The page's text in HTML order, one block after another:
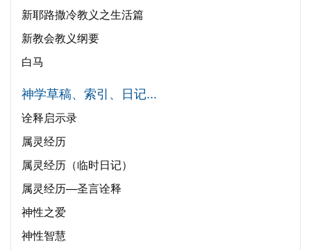
新耶路撒冷教义之生活篇
新教会教义纲要
白马
神学草稿、索引、日记...
诠释启示录
属灵经历
属灵经历（临时日记）
属灵经历—圣言诠释
神性之爱
神性智慧